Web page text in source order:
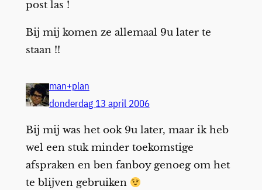
post las !
Bij mij komen ze allemaal 9u later te
staan !!
man+plan
donderdag 13 april 2006
Bij mij was het ook 9u later, maar ik heb
wel een stuk minder toekomstige
afspraken en ben fanboy genoeg om het
te blijven gebruiken